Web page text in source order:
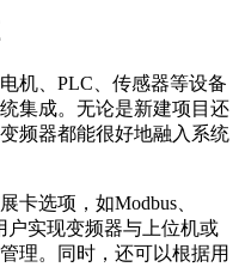
机、PLC、传感器等设备
集成。无论是新建项目还
频器都能很好地融入系统
卡选项，如Modbus、
户实现变频器与上位机或
理。同时，还可以根据用